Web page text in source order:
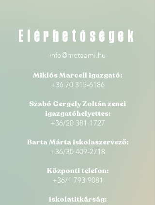
Elérhetőségek
info@metaami.hu
Miklós Marcell igazgató:
+36 70 315-6186
Szabó Gergely Zoltán zenei
igazgatóhelyettes:
+36/20 381-1727
Barta Márta iskolaszervező:
+36/30 409-2718
Központi telefon:
+36/1 793-9081
Iskolatitkárság: